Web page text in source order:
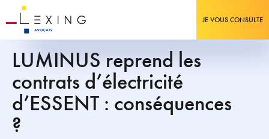
JE VOUS CONSULTE
LUMINUS reprend les
contrats d’électricité
d’ESSENT : conséquences
?